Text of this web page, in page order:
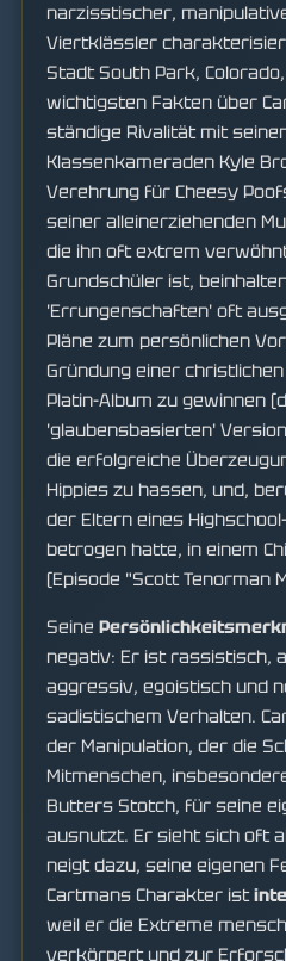
narzisstischer,
Viertklässler
Stadt South Park,
wichtigsten Fakten über
ständige Rivalität mit
Klassenkameraden Kyle
Verehrung für Cheesy
seiner alleinerziehenden
die ihn oft extrem
Grundschüler ist,
'Errungenschaften' oft
Pläne zum persönlichen
Gründung einer
Platin-Album zu gewinnen
'glaubensbasierten'
die erfolgreiche
Hippies zu hassen, und,
der Eltern eines
betrogen hatte, in einem
(Episode "Scott Tenorman
Seine
negativ: Er ist rassistisch,
aggressiv, egoistisch und
sadistischem Verhalten.
der Manipulation, der die
Mitmenschen,
Butters Stotch, für seine
ausnutzt. Er sieht sich oft
neigt dazu, seine eigenen
Cartmans Charakter ist
weil er die Extreme
verkörpert und zur